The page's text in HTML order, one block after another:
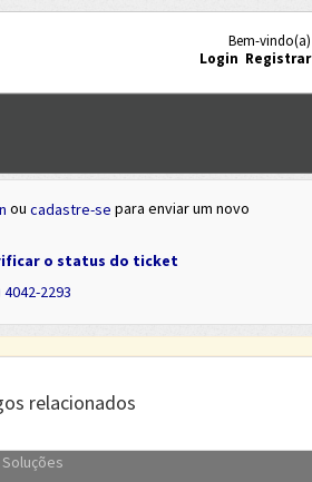
Bem-vindo(a)
Login Registrar
ou cadastre-se para enviar um novo
o status do ticket
4042-2293
relacionados
Soluções